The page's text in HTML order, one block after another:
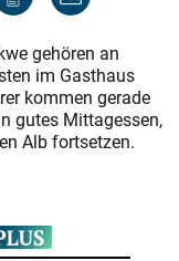
gehören an
im Gasthaus
kommen gerade
gutes Mittagessen,
Alb fortsetzen.